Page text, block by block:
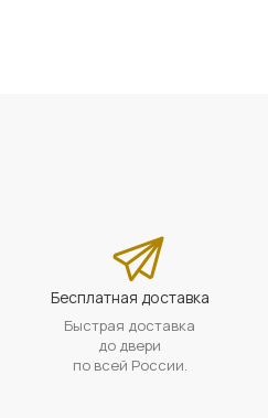
Бесплатная доставка
Быстрая доставка
до двери
по всей России.